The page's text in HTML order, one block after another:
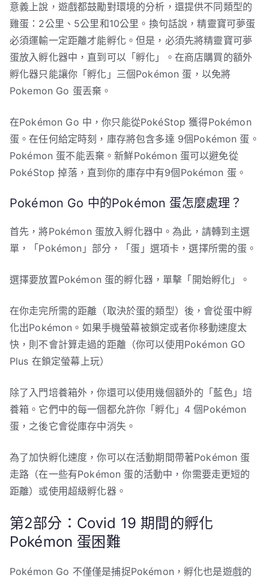
意義上說，遊戲都鼓勵對環境的分析，還提供不同類型的
雞蛋：2公里、5公里和10公里。換句話說，精靈寶可夢蛋
必須運輸一定距離才能孵化。但是，必須先將精靈寶可夢
蛋放入孵化器中，直到可以「孵化」。在商店購買的額外
孵化器只能讓你「孵化」三個Pokémon 蛋，以免將
Pokemon Go 蛋丟棄。
在Pokémon Go 中，你只能從PokéStop 獲得Pokémon
蛋。在任何給定時刻，庫存將包含多達 9個Pokémon 蛋。
Pokémon 蛋不能丟棄。新鮮Pokémon 蛋可以避免從
PokéStop 掉落，直到你的庫存中有9個Pokémon 蛋。
Pokémon Go 中的Pokémon 蛋怎麼處理？
首先，將Pokémon 蛋放入孵化器中。為此，請轉到主選
單，「Pokémon」部分，「蛋」選項卡，選擇所需的蛋。
選擇要放置Pokémon 蛋的孵化器，單擊「開始孵化」。
在你走完所需的距離（取決於蛋的類型）後，會從蛋中孵
化出Pokémon。如果手機螢幕被鎖定或者你移動速度太
快，則不會計算走過的距離（你可以使用Pokémon GO
Plus 在鎖定螢幕上玩）
除了入門培養箱外，你還可以使用幾個額外的「藍色」培
養箱。它們中的每一個都允許你「孵化」4 個Pokémon
蛋，之後它會從庫存中消失。
為了加快孵化速度，你可以在活動期間帶著Pokémon 蛋
走路（在一些有Pokémon 蛋的活動中，你需要走更短的
距離）或使用超級孵化器。
第2部分：Covid 19 期間的孵化
Pokémon 蛋困難
Pokémon Go 不僅僅是捕捉Pokémon，孵化也是遊戲的